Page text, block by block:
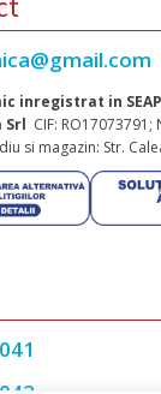
inregistrat in
Srl CIF:
si magazin: Str.